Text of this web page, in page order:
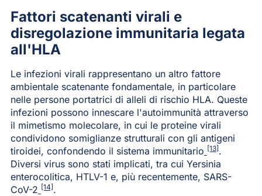
Fattori scatenanti virali e
disregolazione immunitaria legata
all'HLA
Le infezioni virali rappresentano un altro fattore
ambientale scatenante fondamentale, in particolare
nelle persone portatrici di alleli di rischio HLA. Queste
infezioni possono innescare l'autoimmunità attraverso
il mimetismo molecolare, in cui le proteine virali
condividono somiglianze strutturali con gli antigeni
tiroidei, confondendo il sistema immunitario [13] .
Diversi virus sono stati implicati, tra cui Yersinia
enterocolitica, HTLV-1 e, più recentemente, SARS-
CoV-2 [14] .